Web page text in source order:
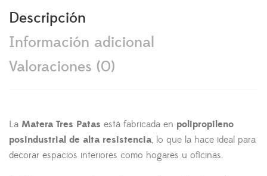
Descripción
Información adicional
Valoraciones (0)
La Matera Tres Patas está fabricada en polipropileno
posindustrial de alta resistencia, lo que la hace ideal para
decorar espacios interiores como hogares u oficinas.